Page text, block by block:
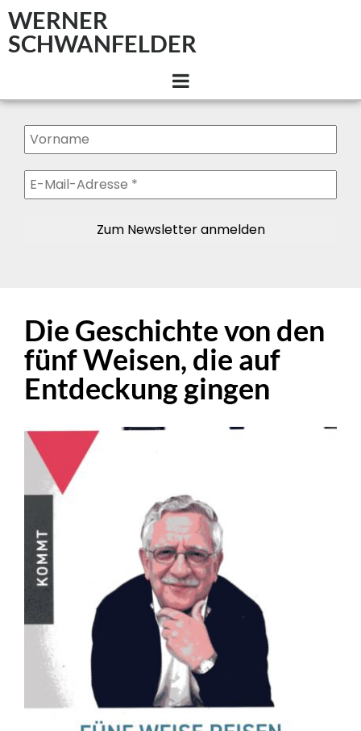
WERNER
SCHWANFELDER
Die Geschichte von den
fünf Weisen, die auf
Entdeckung gingen